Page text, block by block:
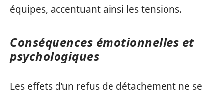
équipes, accentuant ainsi les tensions.
Conséquences émotionnelles et
psychologiques
Les effets d’un refus de détachement ne se